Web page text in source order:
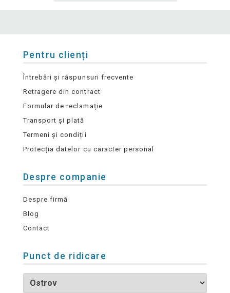
Pentru clienți
Întrebări și răspunsuri frecvente
Retragere din contract
Formular de reclamație
Transport și plată
Termeni și condiții
Protecția datelor cu caracter personal
Despre companie
Despre firmă
Blog
Contact
Punct de ridicare